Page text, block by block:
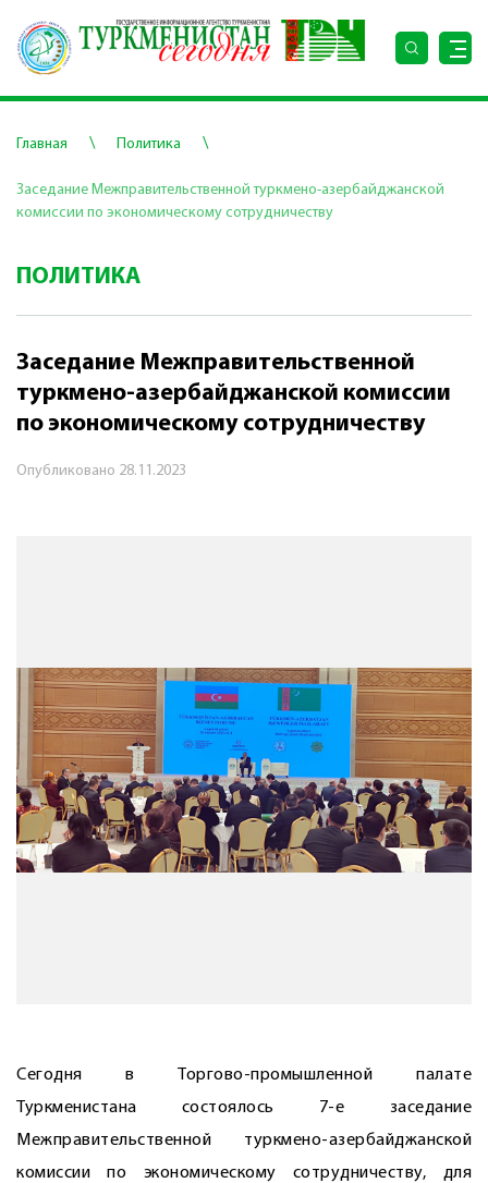
Главная \ Политика \
Заседание Межправительственной туркмено-азербайджанской
комиссии по экономическому сотрудничеству
ПОЛИТИКА
Заседание Межправительственной
туркмено-азербайджанской комиссии
по экономическому сотрудничеству
Опубликовано 28.11.2023
Сегодня в Торгово-промышленной палате
Туркменистана состоялось 7-е заседание
Межправительственной туркмено-азербайджанской
комиссии по экономическому сотрудничеству, для